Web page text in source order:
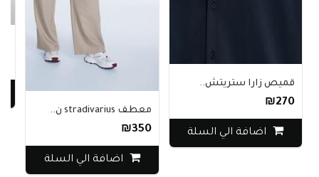
زارا ستريتش..
اضافة الي السلة ₪350
اضافة الي السلة
فستان
₪340